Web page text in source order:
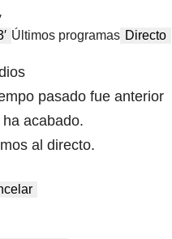
Últimos programas Directo
pasado fue anterior
acabado.
al directo.